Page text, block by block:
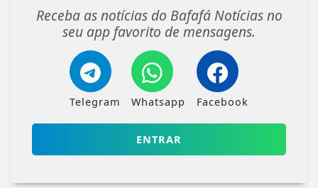
Receba as notícias do Bafafá Notícias no
seu app favorito de mensagens.
Telegram Whatsapp Facebook
ENTRAR